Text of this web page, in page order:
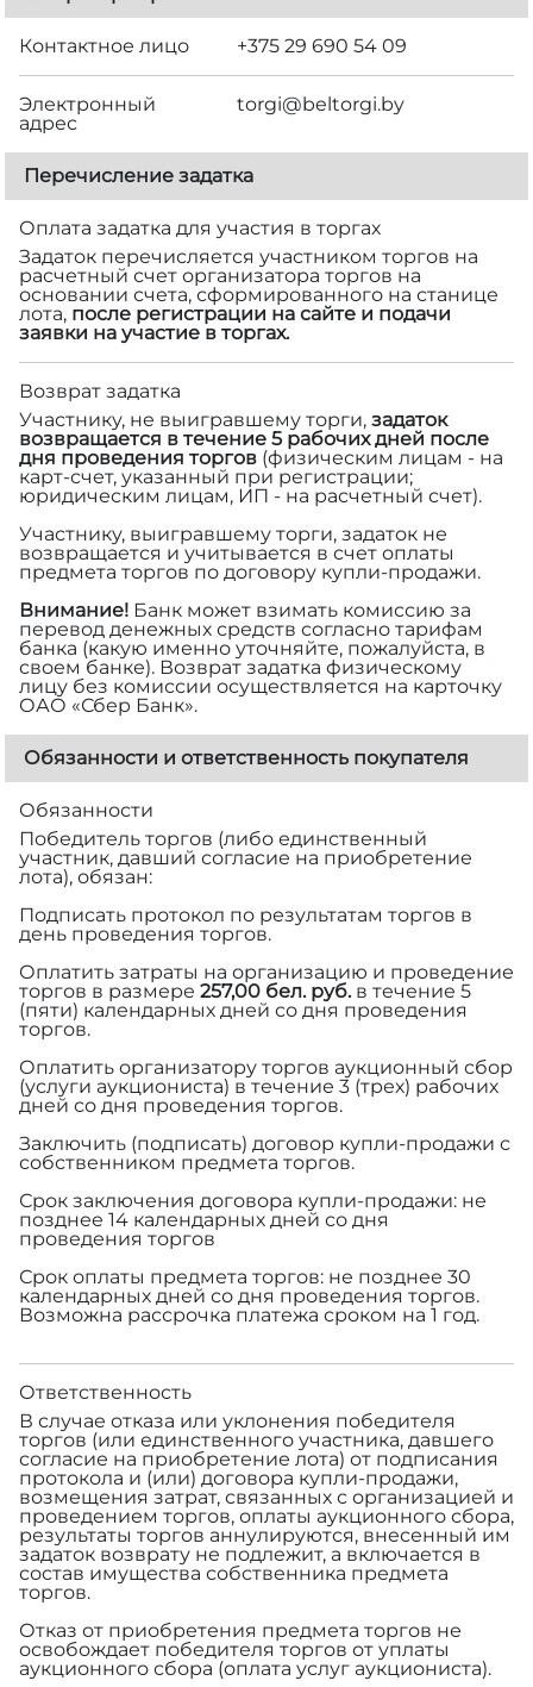
Контактное лицо +375 29 690 54 09
Электронный
адрес
torgi@beltorgi.by
Перечисление задатка
Оплата задатка для участия в торгах
Задаток перечисляется участником торгов на
расчетный счет организатора торгов на
основании счета, сформированного на станице
лота, после регистрации на сайте и подачи
заявки на участие в торгах.
Возврат задатка
Участнику, не выигравшему торги, задаток
возвращается в течение 5 рабочих дней после
дня проведения торгов (физическим лицам - на
карт-счет, указанный при регистрации;
юридическим лицам, ИП - на расчетный счет).
Участнику, выигравшему торги, задаток не
возвращается и учитывается в счет оплаты
предмета торгов по договору купли-продажи.
Внимание! Банк может взимать комиссию за
перевод денежных средств согласно тарифам
банка (какую именно уточняйте, пожалуйста, в
своем банке). Возврат задатка физическому
лицу без комиссии осуществляется на карточку
ОАО «Сбер Банк».
Обязанности и ответственность покупателя
Обязанности
Победитель торгов (либо единственный
участник, давший согласие на приобретение
лота), обязан:
Подписать протокол по результатам торгов в
день проведения торгов.
Оплатить затраты на организацию и проведение
торгов в размере 257,00 бел. руб.в течение 5
(пяти) календарных дней со дня проведения
торгов.
Оплатить организатору торгов аукционный сбор
(услуги аукциониста) в течение 3 (трех) рабочих
дней со дня проведения торгов.
Заключить (подписать) договор купли-продажи с
собственником предмета торгов.
Срок заключения договора купли-продажи: не
позднее 14 календарных дней со дня
проведения торгов
Срок оплаты предмета торгов: не позднее 30
календарных дней со дня проведения торгов.
Возможна рассрочка платежа сроком на 1 год.
Ответственность
В случае отказа или уклонения победителя
торгов (или единственного участника, давшего
согласие на приобретение лота) от подписания
протокола и (или) договора купли-продажи,
возмещения затрат, связанных с организацией и
проведением торгов, оплаты аукционного сбора,
результаты торгов аннулируются, внесенный им
задаток возврату не подлежит, а включается в
состав имущества собственника предмета
торгов.
Отказ от приобретения предмета торгов не
освобождает победителя торгов от уплаты
аукционного сбора (оплата услуг аукциониста).